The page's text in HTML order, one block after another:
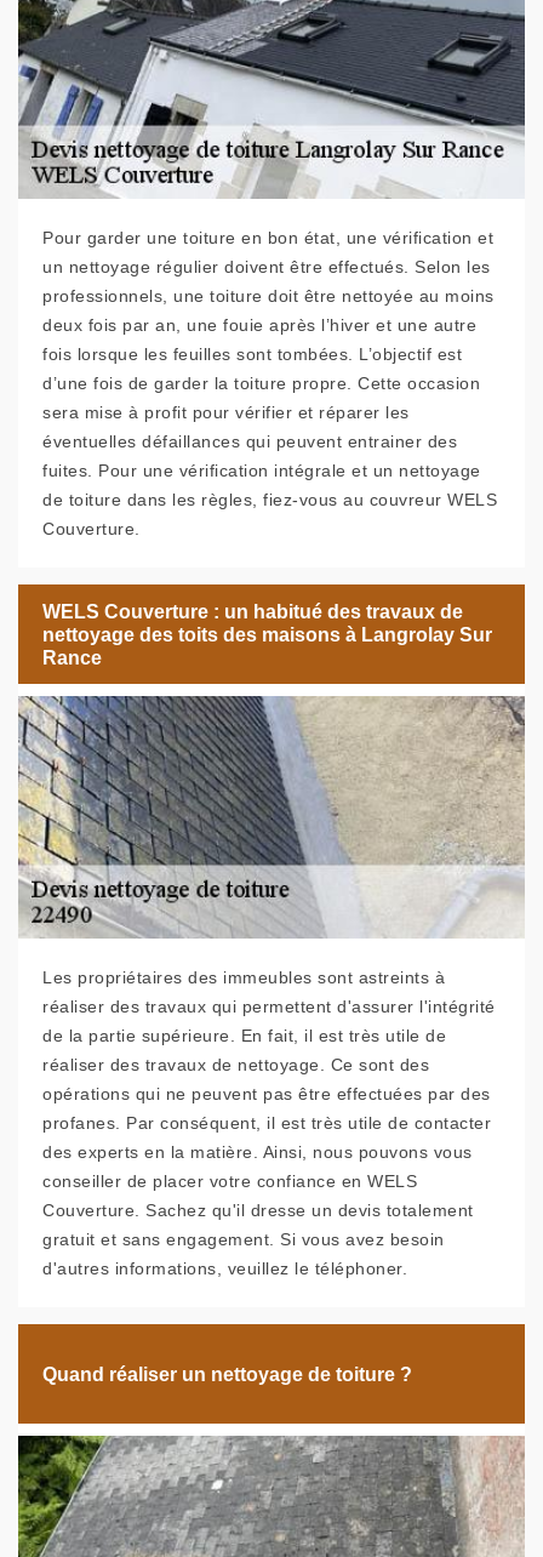
Pour garder une toiture en bon état, une vérification et
un nettoyage régulier doivent être effectués. Selon les
professionnels, une toiture doit être nettoyée au moins
deux fois par an, une fouie après l’hiver et une autre
fois lorsque les feuilles sont tombées. L’objectif est
d’une fois de garder la toiture propre. Cette occasion
sera mise à profit pour vérifier et réparer les
éventuelles défaillances qui peuvent entrainer des
fuites. Pour une vérification intégrale et un nettoyage
de toiture dans les règles, fiez-vous au couvreur WELS
Couverture.
WELS Couverture : un habitué des travaux de
nettoyage des toits des maisons à Langrolay Sur
Rance
Les propriétaires des immeubles sont astreints à
réaliser des travaux qui permettent d'assurer l'intégrité
de la partie supérieure. En fait, il est très utile de
réaliser des travaux de nettoyage. Ce sont des
opérations qui ne peuvent pas être effectuées par des
profanes. Par conséquent, il est très utile de contacter
des experts en la matière. Ainsi, nous pouvons vous
conseiller de placer votre confiance en WELS
Couverture. Sachez qu'il dresse un devis totalement
gratuit et sans engagement. Si vous avez besoin
d'autres informations, veuillez le téléphoner.
Quand réaliser un nettoyage de toiture ?